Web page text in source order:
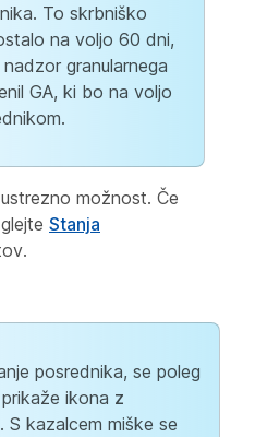
To skrbniško
na voljo 60 dni,
granularnega
GA, ki bo na voljo
možnost. Če
Stanja
posrednika, se poleg
ikona z
S kazalcem miške se